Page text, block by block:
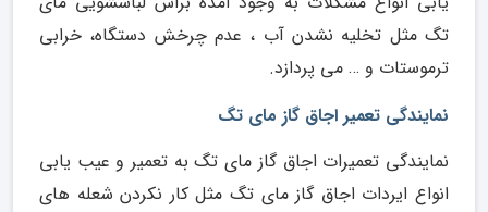
تگ مثل تخلیه نشدن آب ، عدم چرخش دستگاه، خرابی
ترموستات و … می پردازد.
نمایندگی تعمیر اجاق گاز مای تگ
نمایندگی تعمیرات اجاق گاز مای تگ به تعمیر و عیب یابی
انواع ایردات اجاق گاز مای تگ مثل کار نکردن شعله های